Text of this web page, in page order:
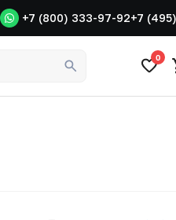
+7 (800) 333-97-92+7
0